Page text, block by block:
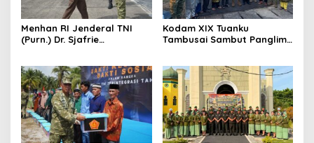
Menhan RI Jenderal TNI
(Purn.) Dr. Sjafrie
Tuanku Tambusai Kawal
Kunjungan ke Dua Yonif
Teritorial Pembangunan
Kodam XIX Tuanku
Tambusai Sambut Panglima
Terintegrasi TNI 2026